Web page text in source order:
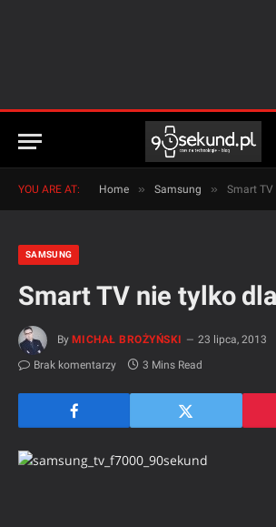
YOU ARE AT: Home » Samsung » Smart
SAMSUNG
Smart TV nie tylko
By MICHAŁ BROŻYŃSKI
23 lipca, 2013
Brak komentarzy
3 Mins Read